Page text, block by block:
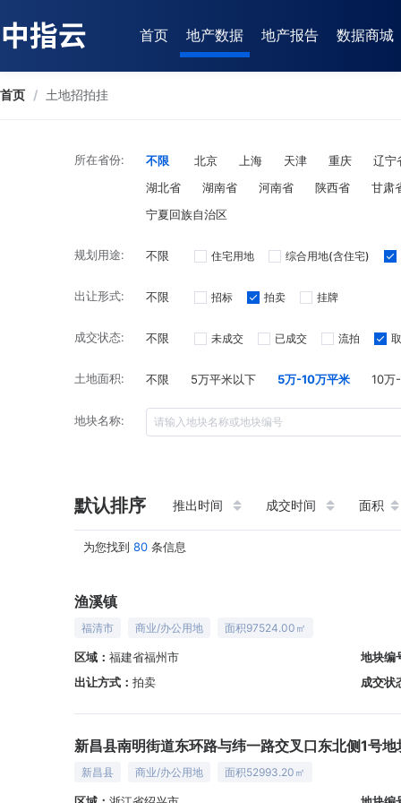
首页 地产数据 地产报告 数据商城
首页 / 土地招拍挂
所在省份: 不限 北京 上海 天津 重庆
辽宁
湖北省
湖南省 河南省 陕西省
甘肃
宁夏回族自治区
规划用途: 不限 住宅用地 综合用地(含住宅)
出让形式: 不限 招标 拍卖 挂牌
成交状态: 不限 未成交 已成交 流拍
土地面积: 不限 5万平米以下 5万-10万平米 10万
地块名称:
默认排序 推出时间 成交时间 面积
为您找到 80 条信息
渔溪镇
福清市 商业/办公用地 面积97524.00㎡
区域： 福建省福州市
地块编
出让方式： 拍卖 成交状
新昌县南明街道东环路与纬一路交叉口东北侧1号地
新昌县 商业/办公用地 面积52993.20㎡